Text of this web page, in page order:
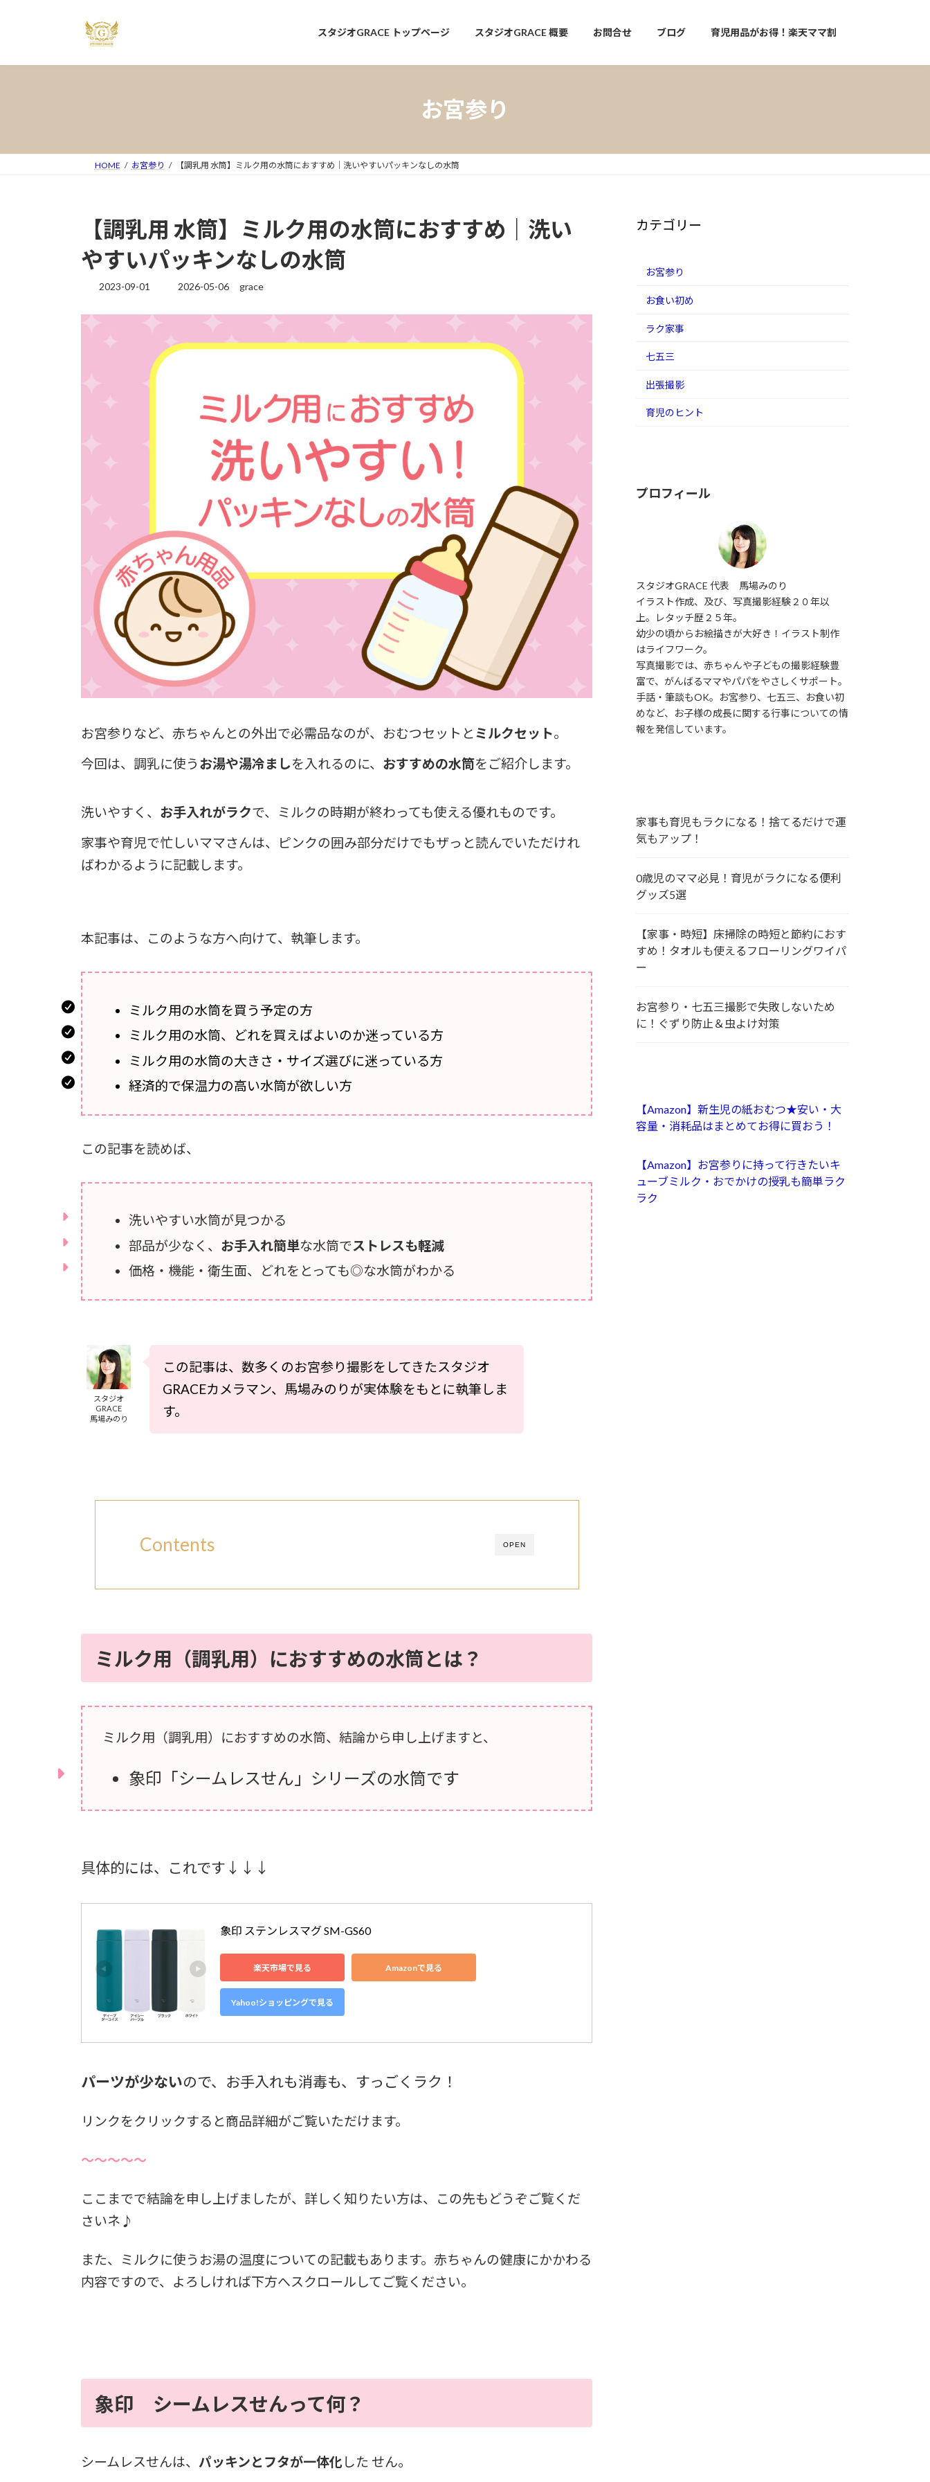
プ
動
スタジオGRACE トップページ スタジオGRACE 概要 お問合せ ブログ 育児用品がお得！楽天ママ割
お宮参り
HOME お宮参り 【調乳用 水筒】ミルク用の水筒におすすめ｜洗いやすいパッキンなしの水筒
【調乳用 水筒】ミルク用の水筒におすすめ｜洗い
やすいパッキンなしの水筒
2023-09-01
最
更
日
2026-05-06 grace
お宮参りなど、赤ちゃんとの外出で必需品なのが、おむつセットと ミルクセット。
今回は、調乳に使う お湯や湯冷ましを入れるのに、 おすすめの水筒をご紹介します。
洗いやすく、 お手入れがラクで、ミルクの時期が終わっても使える優れものです。
家事や育児で忙しいママさんは、ピンクの囲み部分だけでもザっと読んでいただけれ
ばわかるように記載します。
本記事は、このような方へ向けて、執筆します。
ミルク用の水筒を買う予定の方
ミルク用の水筒、どれを買えばよいのか迷っている方
ミルク用の水筒の大きさ・サイズ選びに迷っている方
経済的で保温力の高い水筒が欲しい方
この記事を読めば、
洗いやすい水筒が見つかる
部品が少なく、 お手入れ簡単な水筒でストレスも軽減
価格・機能・衛生面、どれをとっても◎な水筒がわかる
スタジオ
GRACE
馬場みのり
この記事は、数多くのお宮参り撮影をしてきたスタジオ
GRACEカメラマン、馬場みのりが実体験をもとに執筆しま
す。
OPEN
Contents
ミルク用（調乳用）におすすめの水筒とは？
ミルク用（調乳用）におすすめの水筒、結論から申し上げますと、
象印「シームレスせん」シリーズの水筒です
具体的には、これです↓↓↓
象印 ステンレスマグ SM-GS60
楽天市場で見る Amazonで見る
Yahoo!ショッピングで見る
パーツが少ないので、お手入れも消毒も、すっごくラク！
リンクをクリックすると商品詳細がご覧いただけます。
～～～～～
ここまでで結論を申し上げましたが、詳しく知りたい方は、この先もどうぞご覧くだ
さいネ♪
また、ミルクに使うお湯の温度についての記載もあります。赤ちゃんの健康にかかわる
内容ですので、よろしければ下方へスクロールしてご覧ください。
象印 シームレスせんって何？
シームレスせんは、 パッキンとフタが一体化 した せん。
カテゴリー
お宮参り
お食い初め
ラク家事
七五三
出張撮影
育児のヒント
プロフィール
スタジオGRACE 代表 馬場みのり
イラスト作成、及び、写真撮影経験２０年以
上。レタッチ歴２５年。
幼少の頃からお絵描きが大好き！イラスト制作
はライフワーク。
写真撮影では、赤ちゃんや子どもの撮影経験豊
富で、がんばるママやパパをやさしくサポート。
手話・筆談もOK。お宮参り、七五三、お食い初
めなど、お子様の成長に関する行事についての情
報を発信しています。
家事も育児もラクになる！捨てるだけで運
気もアップ！
0歳児のママ必見！育児がラクになる便利
グッズ5選
【家事・時短】床掃除の時短と節約におす
すめ！タオルも使えるフローリングワイパ
ー
お宮参り・七五三撮影で失敗しないため
に！ぐずり防止＆虫よけ対策
【Amazon】新生児の紙おむつ★安い・大
容量・消耗品はまとめてお得に買おう！
【Amazon】お宮参りに持って行きたいキ
ューブミルク・おでかけの授乳も簡単ラク
ラク